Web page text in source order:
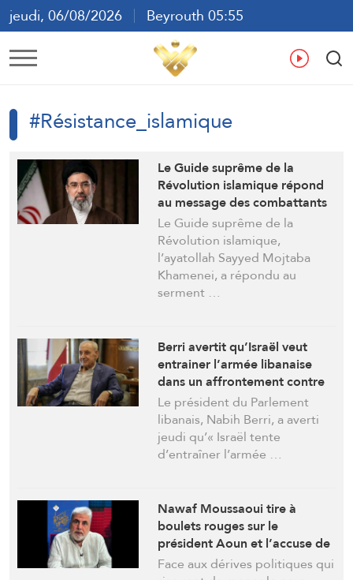
jeudi, 06/08/2026
Beyrouth 05:55
ع
#Résistance_islamique
Le Guide suprême de la
Révolution islamique répond
au message des combattants
du Hezbollah : La seule voie
qui reste aux peuples libres
est la résistance.
Le Guide suprême de la
Révolution islamique,
l’ayatollah Sayyed Mojtaba
Khamenei, a répondu au
serment …
Berri avertit qu’Israël veut
entrainer l’armée libanaise
dans un affrontement contre
la résistance : « Cela n’arrivera
pas »
Le président du Parlement
libanais, Nabih Berri, a averti
jeudi qu’« Israël tente
d’entraîner l’armée …
Nawaf Moussaoui tire à
boulets rouges sur le
président Aoun et l’accuse de
chercher la guerre civile
Face aux dérives politiques qui